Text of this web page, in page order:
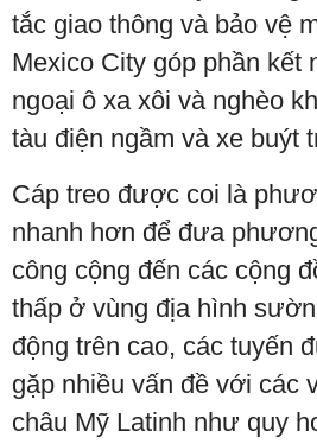
tắc giao thông và bảo vệ
Mexico City góp phần kết
ngoại ô xa xôi và nghèo
tàu điện ngầm và xe buýt
Cáp treo được coi là
nhanh hơn để đưa
công cộng đến các cộng
thấp ở vùng địa hình
động trên cao, các tuyến
gặp nhiều vấn đề với các
châu Mỹ Latinh như quy